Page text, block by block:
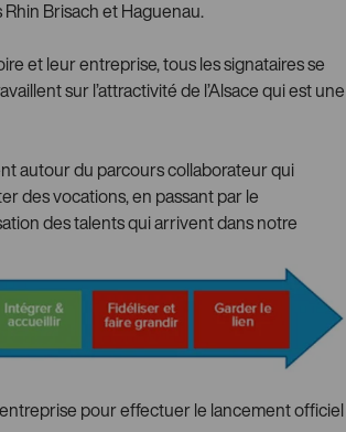
Brisach et Haguenau.
et leur entreprise, tous les signataires se
sur l’attractivité de l’Alsace qui est une
autour du parcours collaborateur qui
des vocations, en passant par le
des talents qui arrivent dans notre
entreprise pour effectuer le lancement officiel